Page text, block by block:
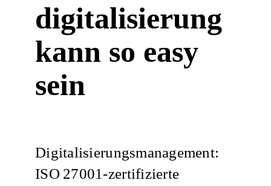
digitalisierung
kann so easy
sein
Digitalisierungsmanagement:
ISO 27001-zertifizierte